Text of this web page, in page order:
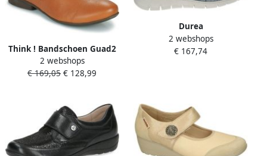
Think ! Bandschoen Guad2
3-000564-3030 Cognac
2 webshops
€ 169,05 € 128,99
Durea
Blauw
2 webshops
€ 167,74